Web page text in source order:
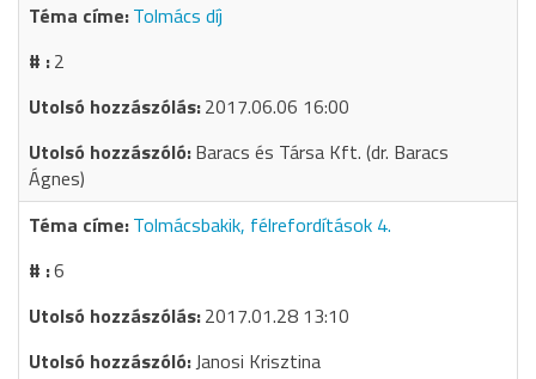
Tolmács díj
2
2017.06.06 16:00
Baracs és Társa Kft. (dr. Baracs
Ágnes)
Tolmácsbakik, félrefordítások 4.
6
2017.01.28 13:10
Janosi Krisztina